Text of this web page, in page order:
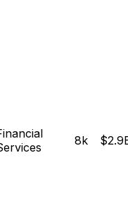
8k